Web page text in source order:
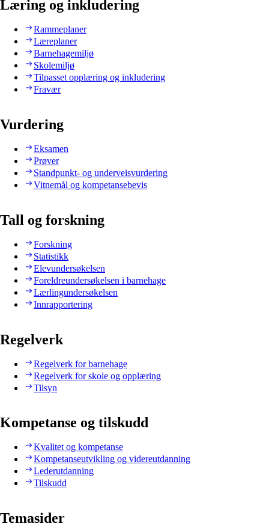
Læring og inkludering
Rammeplaner
Læreplaner
Barnehagemiljø
Skolemiljø
Tilpasset opplæring og inkludering
Fravær
Vurdering
Eksamen
Prøver
Standpunkt- og underveisvurdering
Vitnemål og kompetansebevis
Tall og forskning
Forskning
Statistikk
Elevundersøkelsen
Foreldreundersøkelsen i barnehage
Lærlingundersøkelsen
Innrapportering
Regelverk
Regelverk for barnehage
Regelverk for skole og opplæring
Tilsyn
Kompetanse og tilskudd
Kvalitet og kompetanse
Kompetanseutvikling og videreutdanning
Lederutdanning
Tilskudd
Temasider